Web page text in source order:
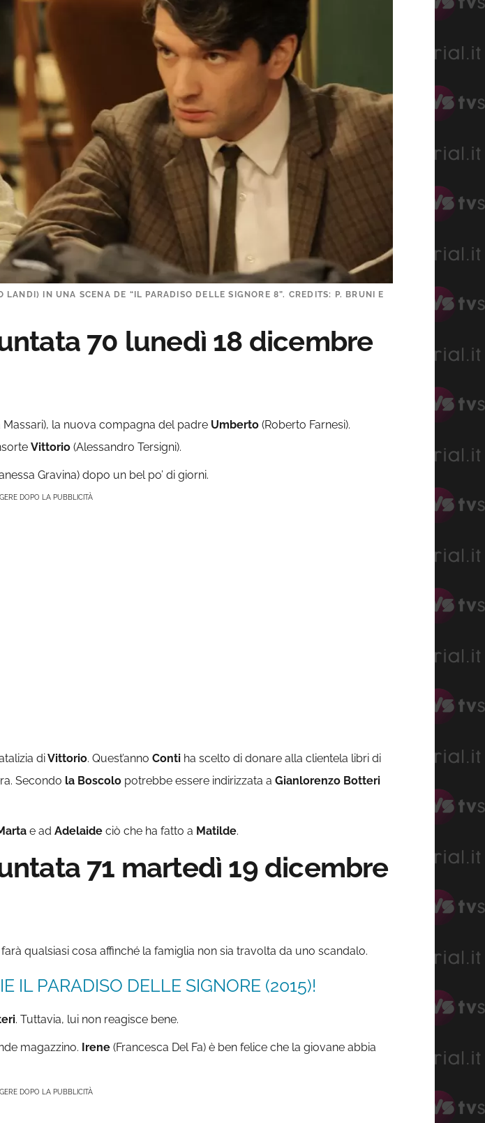
IN UNA SCENA DE “IL PARADISO DELLE SIGNORE 8”. CREDITS: P. BRUNI E
70 lunedì 18 dicembre
Massari), la nuova compagna del padre Umberto (Roberto Farnesi).
Vittorio (Alessandro Tersigni).
Gravina) dopo un bel po’ di giorni.
DOPO LA PUBBLICITÀ
diVittorio. Quest’anno Conti ha scelto di donare alla clientela libri di
Secondo la Boscolo potrebbe essere indirizzata a Gianlorenzo Botteri
e ad Adelaide ciò che ha fatto a Matilde.
71 martedì 19 dicembre
qualsiasi cosa affinché la famiglia non sia travolta da uno scandalo.
IL PARADISO DELLE SIGNORE (2015)!
. Tuttavia, lui non reagisce bene.
magazzino. Irene (Francesca Del Fa) è ben felice che la giovane abbia
DOPO LA PUBBLICITÀ